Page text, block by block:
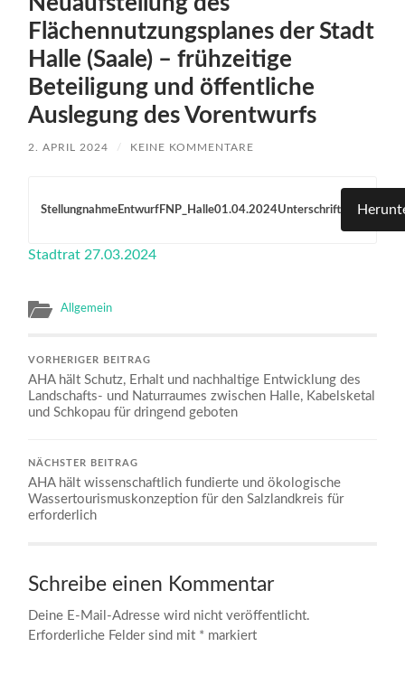
Flächennutzungsplanes der Stadt
Halle (Saale) – frühzeitige
Beteiligung und öffentliche
Auslegung des Vorentwurfs
2. APRIL 2024 / KEINE KOMMENTARE
StellungnahmeEntwurfFNP_Halle01.04.2024Unterschrift
Stadtrat 27.03.2024
Allgemein
VORHERIGER BEITRAG
AHA hält Schutz, Erhalt und nachhaltige Entwicklung des
Landschafts- und Naturraumes zwischen Halle, Kabelsketal
und Schkopau für dringend geboten
NÄCHSTER BEITRAG
AHA hält wissenschaftlich fundierte und ökologische
Wassertourismuskonzeption für den Salzlandkreis für
erforderlich
Schreibe einen Kommentar
Deine E-Mail-Adresse wird nicht veröffentlicht.
Erforderliche Felder sind mit * markiert